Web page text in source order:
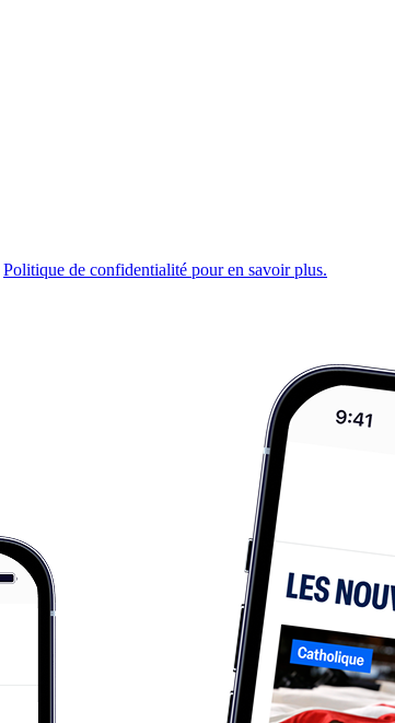
Politique de confidentialité pour en savoir plus.